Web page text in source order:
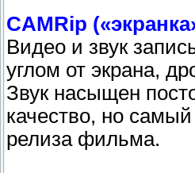
CAMRip
Видео и звук
углом от экрана,
Звук насыщен
качество, но
релиза фильма.